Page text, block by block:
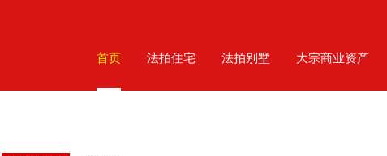
首页 法拍住宅 法拍别墅 大宗商业资产